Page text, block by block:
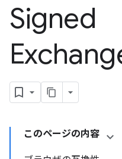
Signed
このページの内容